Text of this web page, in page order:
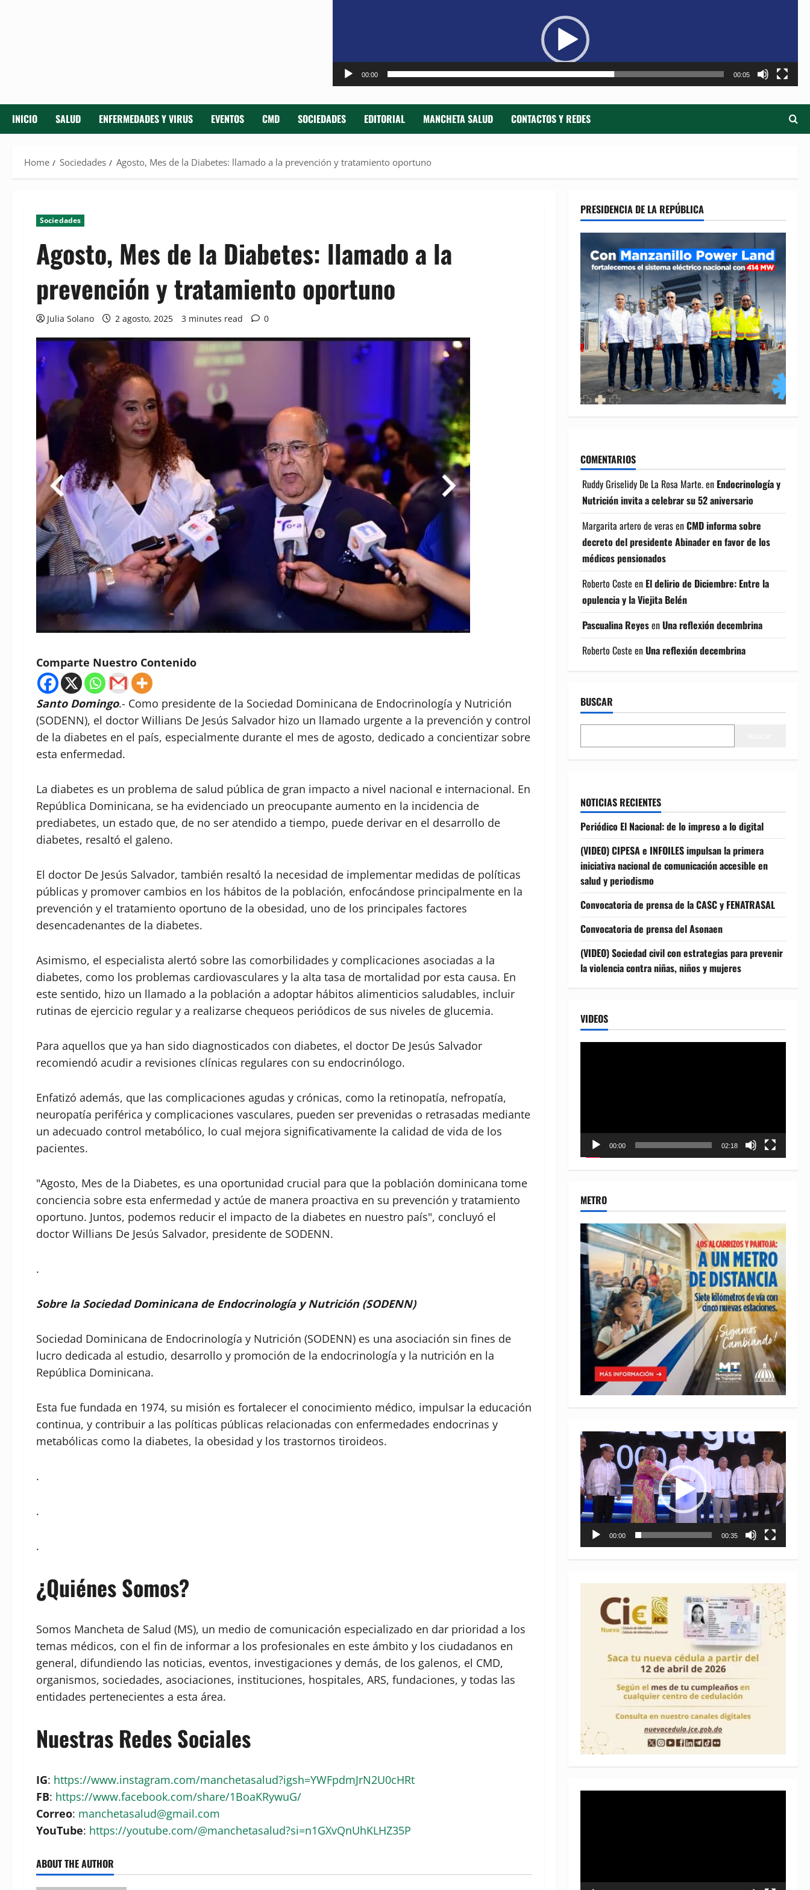
00:00 00:05
INICIO SALUD ENFERMEDADES Y VIRUS EVENTOS CMD SOCIEDADES EDITORIAL MANCHETA SALUD CONTACTOS Y REDES
Home Sociedades Agosto, Mes de la Diabetes: llamado a la prevención y tratamiento oportuno
Sociedades
Agosto, Mes de la Diabetes: llamado a la
prevención y tratamiento oportuno
Julia Solano 2 agosto, 2025 3 minutes read 0
Comparte Nuestro Contenido
Santo Domingo.- Como presidente de la Sociedad Dominicana de Endocrinología y Nutrición
(SODENN), el doctor Willians De Jesús Salvador hizo un llamado urgente a la prevención y control
de la diabetes en el país, especialmente durante el mes de agosto, dedicado a concientizar sobre
esta enfermedad.
La diabetes es un problema de salud pública de gran impacto a nivel nacional e internacional. En
República Dominicana, se ha evidenciado un preocupante aumento en la incidencia de
prediabetes, un estado que, de no ser atendido a tiempo, puede derivar en el desarrollo de
diabetes, resaltó el galeno.
El doctor De Jesús Salvador, también resaltó la necesidad de implementar medidas de políticas
públicas y promover cambios en los hábitos de la población, enfocándose principalmente en la
prevención y el tratamiento oportuno de la obesidad, uno de los principales factores
desencadenantes de la diabetes.
Asimismo, el especialista alertó sobre las comorbilidades y complicaciones asociadas a la
diabetes, como los problemas cardiovasculares y la alta tasa de mortalidad por esta causa. En
este sentido, hizo un llamado a la población a adoptar hábitos alimenticios saludables, incluir
rutinas de ejercicio regular y a realizarse chequeos periódicos de sus niveles de glucemia.
Para aquellos que ya han sido diagnosticados con diabetes, el doctor De Jesús Salvador
recomiendó acudir a revisiones clínicas regulares con su endocrinólogo.
Enfatizó además, que las complicaciones agudas y crónicas, como la retinopatía, nefropatía,
neuropatía periférica y complicaciones vasculares, pueden ser prevenidas o retrasadas mediante
un adecuado control metabólico, lo cual mejora significativamente la calidad de vida de los
pacientes.
"Agosto, Mes de la Diabetes, es una oportunidad crucial para que la población dominicana tome
conciencia sobre esta enfermedad y actúe de manera proactiva en su prevención y tratamiento
oportuno. Juntos, podemos reducir el impacto de la diabetes en nuestro país", concluyó el
doctor Willians De Jesús Salvador, presidente de SODENN.
.
Sobre la Sociedad Dominicana de Endocrinología y Nutrición (SODENN)
Sociedad Dominicana de Endocrinología y Nutrición (SODENN) es una asociación sin fines de
lucro dedicada al estudio, desarrollo y promoción de la endocrinología y la nutrición en la
República Dominicana.
Esta fue fundada en 1974, su misión es fortalecer el conocimiento médico, impulsar la educación
continua, y contribuir a las políticas públicas relacionadas con enfermedades endocrinas y
metabólicas como la diabetes, la obesidad y los trastornos tiroideos.
.
.
.
¿Quiénes Somos?
Somos Mancheta de Salud (MS), un medio de comunicación especializado en dar prioridad a los
temas médicos, con el fin de informar a los profesionales en este ámbito y los ciudadanos en
general, difundiendo las noticias, eventos, investigaciones y demás, de los galenos, el CMD,
organismos, sociedades, asociaciones, instituciones, hospitales, ARS, fundaciones, y todas las
entidades pertenecientes a esta área.
Nuestras Redes Sociales
IG: https://www.instagram.com/manchetasalud?igsh=YWFpdmJrN2U0cHRt
FB: https://www.facebook.com/share/1BoaKRywuG/
Correo: manchetasalud@gmail.com
YouTube: https://youtube.com/@manchetasalud?si=n1GXvQnUhKLHZ35P
ABOUT THE AUTHOR
PRESIDENCIA DE LA REPÚBLICA
COMENTARIOS
Ruddy Griselidy De La Rosa Marte.en Endocrinología y
Nutrición invita a celebrar su 52 aniversario
Margarita artero de verasenCMD informa sobre
decreto del presidente Abinader en favor de los
médicos pensionados
Roberto Coste en El delirio de Diciembre: Entre la
opulencia y la Viejita Belén
Pascualina ReyesenUna reflexión decembrina
Roberto Coste enUna reflexión decembrina
BUSCAR
NOTICIAS RECIENTES
Periódico El Nacional: de lo impreso a lo digital
(VIDEO) CIPESA e INFOILES impulsan la primera
iniciativa nacional de comunicación accesible en
salud y periodismo
Convocatoria de prensa de la CASC y FENATRASAL
Convocatoria de prensa del Asonaen
(VIDEO) Sociedad civil con estrategias para prevenir
la violencia contra niñas, niños y mujeres
VIDEOS
00:00 02:18
METRO
Reproductor
de
vídeo
00:00 00:35